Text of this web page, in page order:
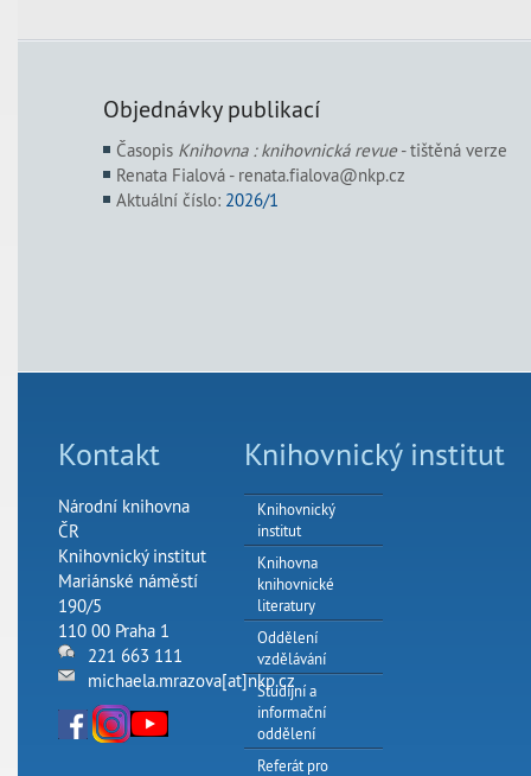
Objednávky publikací
Časopis Knihovna : knihovnická revue- tištěná verze
Renata Fialová - renata.fialova@nkp.cz
Aktuální číslo: 2026/1
Kontakt
Národní knihovna
ČR
Knihovnický institut
Mariánské náměstí
190/5
110 00 Praha 1
221 663 111
michaela.mrazova[at]nkp.cz
Knihovnický institut
Knihovnický
institut
Knihovna
knihovnické
literatury
Oddělení
vzdělávání
Studijní a
informační
oddělení
Referát pro